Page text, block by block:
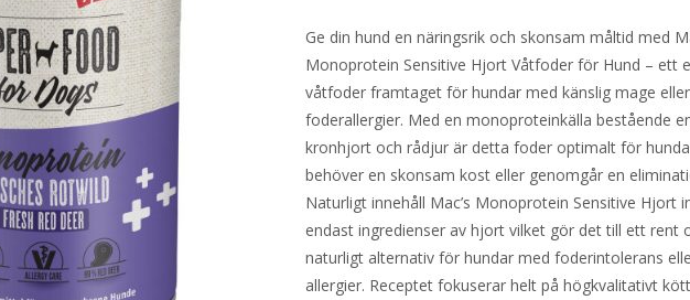
Ge din hund en näringsrik och skonsam måltid med
Monoprotein Sensitive Hjort Våtfoder för Hund – ett
våtfoder framtaget för hundar med känslig mage eller
foderallergier. Med en monoproteinkälla bestående
kronhjort och rådjur är detta foder optimalt för
behöver en skonsam kost eller genomgår en
Naturligt innehåll Mac’s Monoprotein Sensitive Hjort
endast ingredienser av hjort vilket gör det till ett rent
naturligt alternativ för hundar med foderintolerans
allergier. Receptet fokuserar helt på högkvalitativt